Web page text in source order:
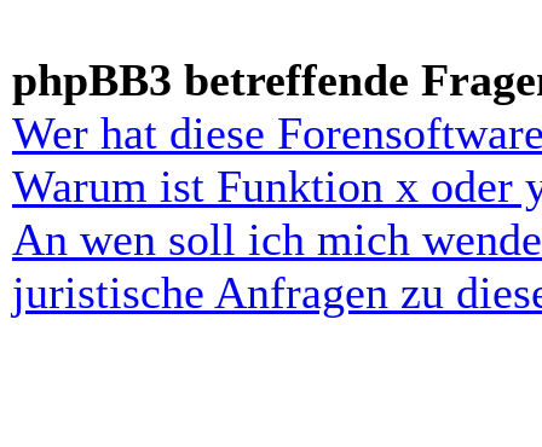
phpBB3 betreffende
Wer hat diese
Warum ist Funktion x oder
An wen soll ich mich
juristische Anfragen zu